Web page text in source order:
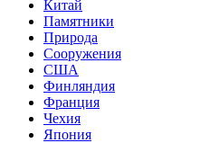
Китай
Памятники
Природа
Сооружения
США
Финляндия
Франция
Чехия
Япония